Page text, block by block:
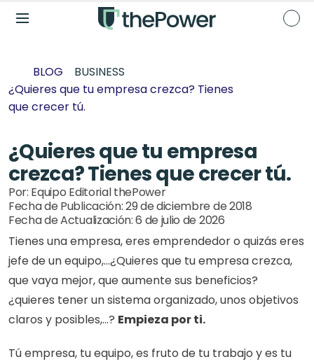
BLOG
BUSINESS
¿Quieres que tu empresa crezca? Tienes
que crecer tú.
¿Quieres que tu empresa
crezca? Tienes que crecer tú.
Por: Equipo Editorial thePower
Fecha de Publicación: 29 de diciembre de 2018
Fecha de Actualización: 6 de julio de 2026
Tienes una empresa, eres emprendedor o quizás eres
jefe de un equipo,...¿Quieres que tu empresa crezca,
que vaya mejor, que aumente sus beneficios?
¿quieres tener un sistema organizado, unos objetivos
claros y posibles,...? Empieza por ti.
Tú empresa, tu equipo, es fruto de tu trabajo y es tu